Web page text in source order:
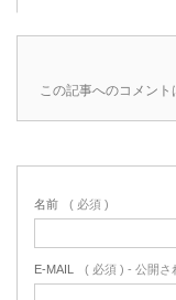
この記事へのコメント
名前 ( 必須 )
E-MAIL ( 必須 ) - 公開さ